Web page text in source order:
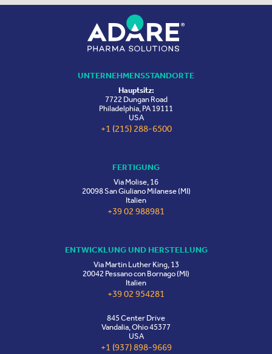
UNTERNEHMENSSTANDORTE
Hauptsitz:
7722 Dungan Road
Philadelphia, PA 19111
USA
+1 (215) 288-6500
FERTIGUNG
Via Molise, 16
20098 San Giuliano Milanese (MI)
Italien
+39 02 988981
ENTWICKLUNG UND HERSTELLUNG
Via Martin Luther King, 13
20042 Pessano con Bornago (MI)
Italien
+39 02 954281
845 Center Drive
Vandalia, Ohio 45377
USA
+1 (937) 898-9669